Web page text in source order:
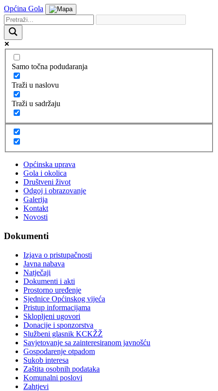
Općina Gola
Samo točna podudaranja
Traži u naslovu
Traži u sadržaju
Općinska uprava
Gola i okolica
Društveni život
Odgoj i obrazovanje
Galerija
Kontakt
Novosti
Dokumenti
Izjava o pristupačnosti
Javna nabava
Natječaji
Dokumenti i akti
Prostorno uređenje
Sjednice Općinskog vijeća
Pristup informacijama
Sklopljeni ugovori
Donacije i sponzorstva
Službeni glasnik KCKŽŽ
Savjetovanje sa zainteresiranom javnošću
Gospodarenje otpadom
Sukob interesa
Zaštita osobnih podataka
Komunalni poslovi
Zahtjevi